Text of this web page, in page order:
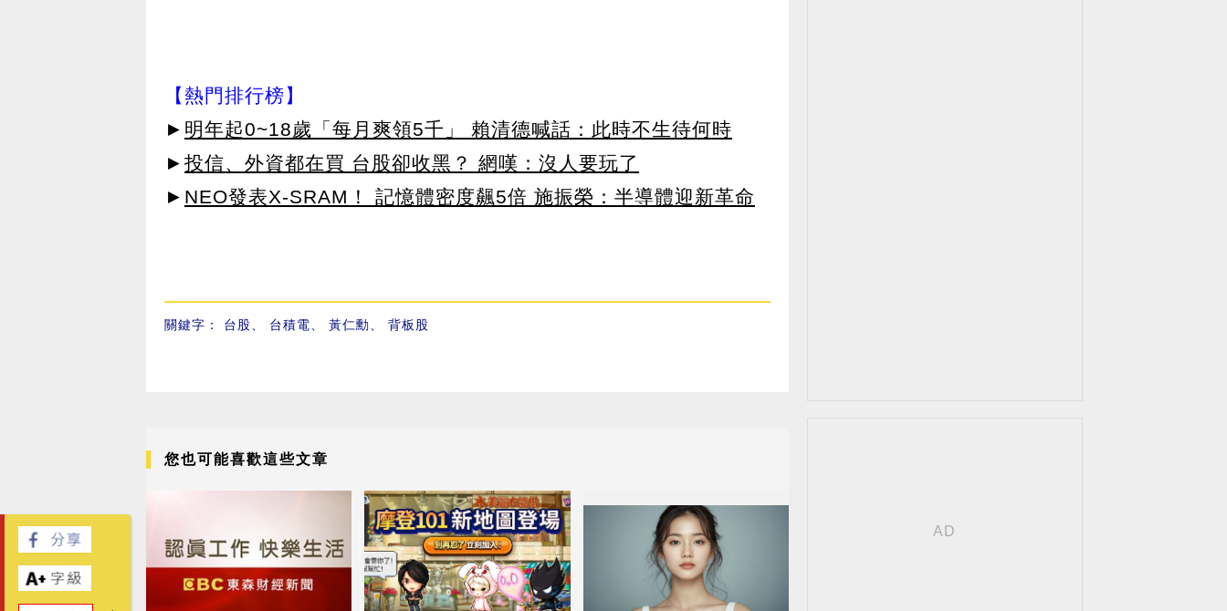
【熱門排行榜】
► 明年起0~18歲「每月爽領5千」 賴清德喊話：此時不生待何時
► 投信、外資都在買 台股卻收黑？ 網嘆：沒人要玩了
► NEO發表X-SRAM！ 記憶體密度飆5倍 施振榮：半導體迎新革命
關鍵字： 台股 台積電 黃仁勳 背板股
您也可能喜歡這些文章